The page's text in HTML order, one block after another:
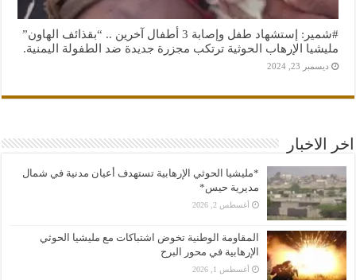
#شمير: إستشهاد طفل وإصابة 3 أطفال آخرين .. “بقذائف الهاون”
مليشيا الإرهاب الحوثية ترتكب مجزرة جديدة ضد الطفولة اليمنية.
ديسمبر 23, 2024
اخر الاخبار
*مليشيا الحوثي الإرهابية تستهدف أعيان مدنية في شمال
مديرية حيس*
أغسطس 2, 2026
المقاومة الوطنية تخوض اشتباكات مع مليشيا الحوثي
الإرهابية في محور البرح
أغسطس 1, 2026